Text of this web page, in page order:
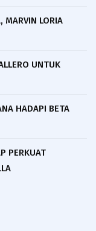
MARVIN LORIA
UNTUK
HADAPI BETA
PERKUAT